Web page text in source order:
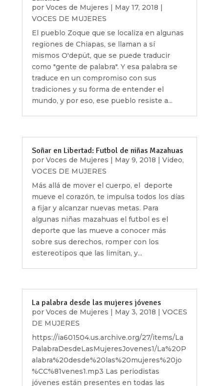
por Voces de Mujeres May 17, 2018
VOCES DE MUJERES
El pueblo Zoque que se localiza en algunas
regiones de Chiapas, se llaman a sí
mismos O'depüt, que se puede traducir
como "gente de palabra". Y esa palabra se
traduce en un compromiso con sus
tradiciones y su forma de entender el
mundo, y por eso, ese pueblo resiste a...
Soñar en Libertad: Futbol de niñas Mazahuas
por Voces de Mujeres | May 9, 2018 | Video,
VOCES DE MUJERES
Más allá de mover el cuerpo, el deporte
mueve el corazón, te impulsa todos los días
a fijar y alcanzar nuevas metas. Para
algunas niñas mazahuas el futbol es el
deporte que las mueve a conocer más
sobre sus derechos, romper con los
estereotipos que las limitan, y...
La palabra desde las mujeres jóvenes
por Voces de Mujeres | May 3, 2018 | VOCES
DE MUJERES
https://ia601504.us.archive.org/27/items/La
PalabraDesdeLasMujeresJovenes1/La%20P
alabra%20desde%20las%20mujeres%20jo
%CC%81venes1.mp3 Las periodistas
jóvenes están presentes en todas las